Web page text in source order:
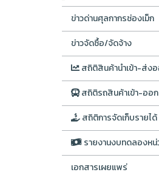
ข่าวด่านศุลกากรช่องเม็ก
ข่าวจัดซื้อ/จัดจ้าง
สถิติสินค้านำเข้า-ส่ง
สถิติรถสินค้าเข้า-ออก
สถิติการจัดเก็บรายได้
รายงานงบทดลองหน่
เอกสารเผยแพร่